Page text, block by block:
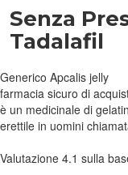
Senza
Tadalafil
Generico Apcalis jelly
farmacia sicuro di
è un medicinale di
erettile in uomini
Valutazione 4.1 sulla